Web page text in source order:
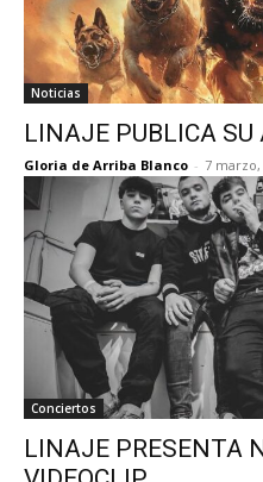
Noticias
LINAJE PUBLICA SU
Gloria de Arriba Blanco - 7 marzo,
Conciertos
LINAJE PRESENTA